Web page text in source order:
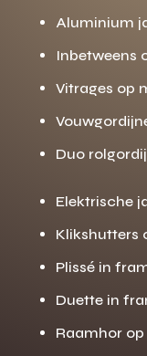
Aluminium
Inbetweens
Vitrages op
Duo
Elektrische
Klikshutters
Plissé in
Duette in
Raamhor